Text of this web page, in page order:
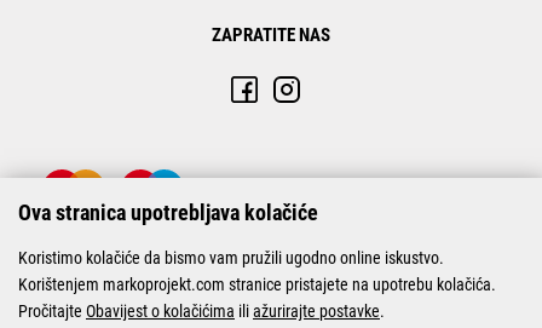
ZAPRATITE NAS
© Marko-Projekt 2026
Ova stranica upotrebljava kolačiće
Koristimo kolačiće da bismo vam pružili ugodno online iskustvo.
Korištenjem markoprojekt.com stranice pristajete na upotrebu kolačića.
Pročitajte Obavijest o kolačićima iliažurirajte postavke.